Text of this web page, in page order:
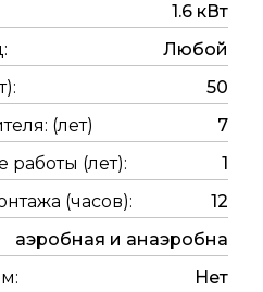
1.6 кВт
Любой
50
(лет)
7
работы (лет):
1
(часов):
12
аэробная и анаэробна
Нет